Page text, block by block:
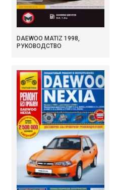
DAEWOO MATIZ 1998,
РУКОВОДСТВО